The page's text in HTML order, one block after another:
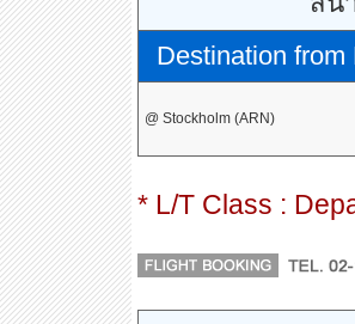
Destination from
@ Stockholm (ARN)
* L/T Class :